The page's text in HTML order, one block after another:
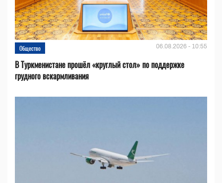
Общество 06.08.2026 - 10:55
В Туркменистане прошёл «круглый стол» по поддержке
грудного вскармливания